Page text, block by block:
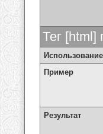
Тег [html]
Использование
Пример
Результат